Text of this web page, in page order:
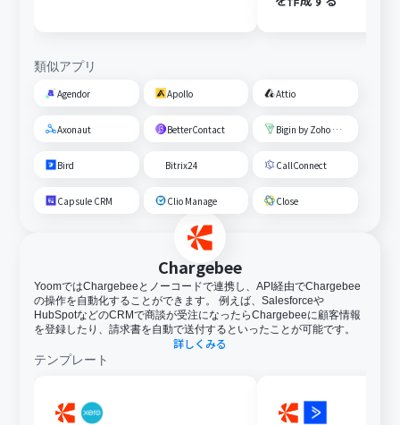
類似アプリ
Agendor Apollo Attio
Axonaut BetterContact Bigin by Zoho CRM
Bird Bitrix24 CallConnect
Capsule CRM Clio Manage Close
Chargebee
YoomではChargebeeとノーコードで連携し、API経由でChargebee
の操作を自動化することができます。 例えば、Salesforceや
HubSpotなどのCRMで商談が受注になったらChargebeeに顧客情報
を登録したり、請求書を自動で送付するといったことが可能です。
詳しくみる
テンプレート